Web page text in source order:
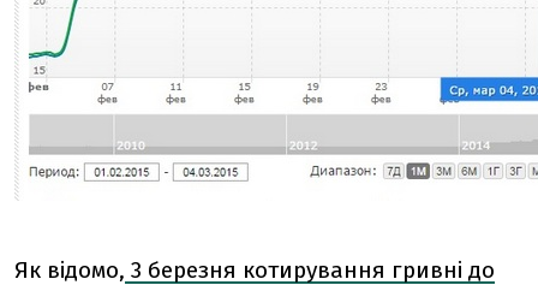
Як відомо, 3 березня котирування гривні до